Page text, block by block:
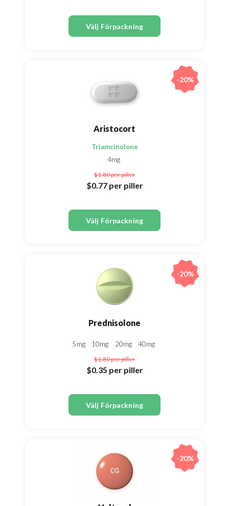
Välj Förpackning
Aristocort
Triamcinolone
4mg
$1.80per piller
$0.77 per piller
Välj Förpackning
-20%
Prednisolone
5mg 10mg 20mg 40mg
$1.80per piller
$0.35 per piller
Välj Förpackning
-20%
-20%